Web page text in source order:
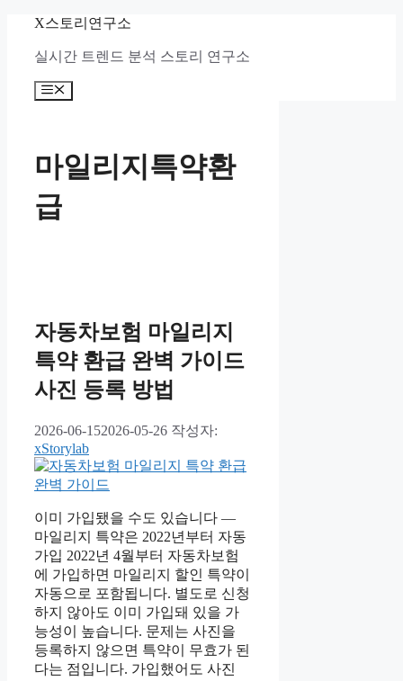
X스토리연구소
실시간 트렌드 분석 스토리 연구소
메
마일리지특약환
급
자동차보험 마일리지
특약 환급 완벽 가이드
사진 등록 방법
2026-06-152026-05-26 작성자:
xStorylab
이미 가입됐을 수도 있습니다 —
마일리지 특약은 2022년부터 자동
가입 2022년 4월부터 자동차보험
에 가입하면 마일리지 할인 특약이
자동으로 포함됩니다. 별도로 신청
하지 않아도 이미 가입돼 있을 가
능성이 높습니다. 문제는 사진을
등록하지 않으면 특약이 무효가 된
다는 점입니다. 가입했어도 사진